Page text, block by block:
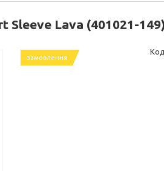
Sleeve Lava (401021-
замовлення